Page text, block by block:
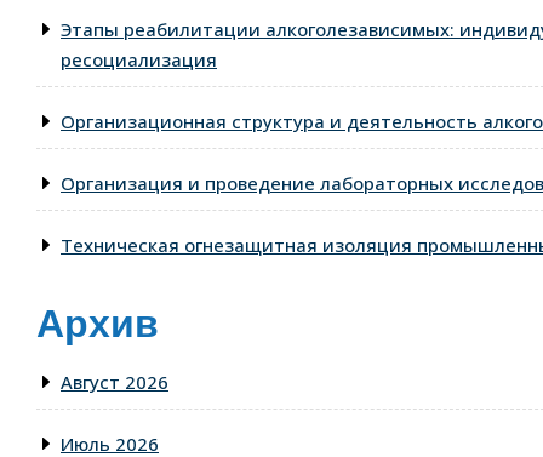
Этапы реабилитации алкоголезависимых:
ресоциализация
Организационная структура и деятельность
Организация и проведение лабораторных
Техническая огнезащитная изоляция
Архив
Август 2026
Июль 2026